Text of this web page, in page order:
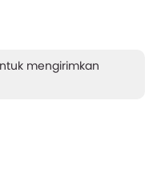
mengirimkan